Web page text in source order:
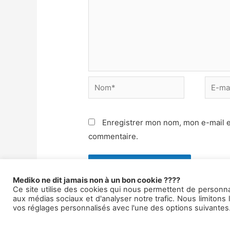
Nom*
E-
mail*
Enregistrer mon nom, mon e-mail
commentaire.
Mediko ne dit jamais non à un bon cookie ????
Ce site utilise des cookies qui nous permettent de
aux médias sociaux et d'analyser notre trafic. Nous
vos réglages personnalisés avec l'une des options